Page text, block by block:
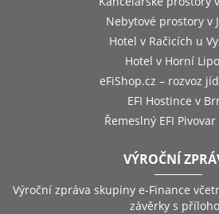
Nebytové prostory v
Hotel v Račicích u
Hotel v Horní
eFiShop.cz – rozvoz
EFI Hostince v
Řemeslný EFI
VÝROČNÍ
Výroční zpráva skupiny e-Finance
závěrky s